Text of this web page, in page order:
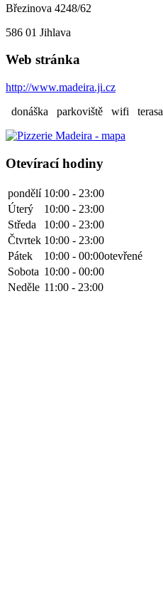
Březinova 4248/62
586 01 Jihlava
Web stránka
http://www.madeira.ji.cz
donáška
parkoviště wifi terasa
Otevírací hodiny
pondělí 10:00 - 23:00
Úterý
10:00 - 23:00
Středa
10:00 - 23:00
Čtvrtek 10:00 - 23:00
Pátek
10:00 - 00:00otevřené
Sobota 10:00 - 00:00
Neděle 11:00 - 23:00